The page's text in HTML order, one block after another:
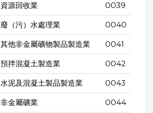
資源回收業 0039
廢（污）水處理業 0040
其他非金屬礦物製品製造業 0041
預拌混凝土製造業 0042
水泥及混凝土製品製造業 0043
非金屬礦業 0044